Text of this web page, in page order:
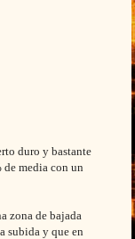
duro y bastante
media con un
zona de bajada
subida y que en